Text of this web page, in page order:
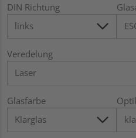
DIN Richtung
Veredelung
Glasfarbe